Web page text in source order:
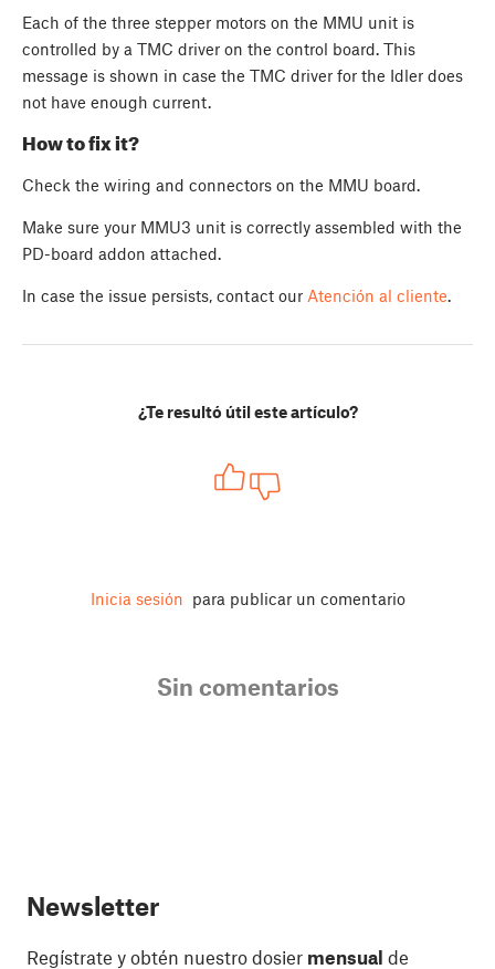
Each of the three stepper motors on the MMU unit is
controlled by a TMC driver on the control board. This
message is shown in case the TMC driver for the Idler does
not have enough current.
How to fix it?
Check the wiring and connectors on the MMU board.
Make sure your MMU3 unit is correctly assembled with the
PD-board addon attached.
In case the issue persists, contact our Atención al cliente.
¿Te resultó útil este artículo?
Inicia sesión para publicar un comentario
Sin comentarios
Newsletter
Regístrate y obtén nuestro dosier mensual de